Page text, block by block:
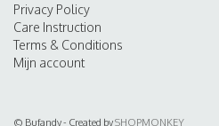
Privacy Policy
Care Instruction
Terms & Conditions
Mijn account
© Bufandy - Created bySHOPMONKEY